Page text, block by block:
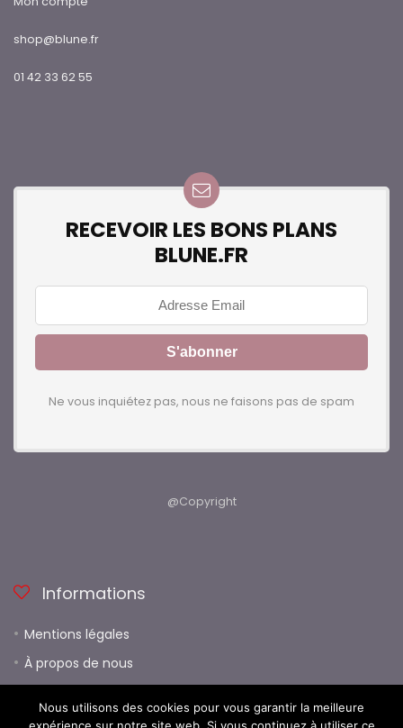
shop@blune.fr
01 42 33 62 55
RECEVOIR LES BONS PLANS
BLUNE.FR
Ne vous inquiétez pas, nous ne faisons pas de spam
@Copyright
Informations
Mentions légales
À propos de nous
Nous utilisons des cookies pour vous garantir la meilleure